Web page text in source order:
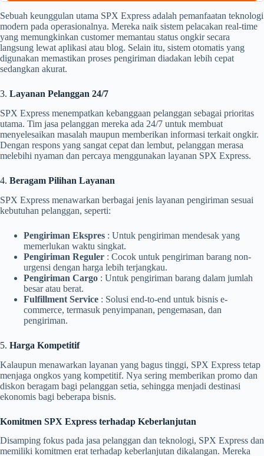
Sebuah keunggulan utama SPX Express adalah pemanfaatan teknologi
modern pada operasionalnya. Mereka naik sistem pelacakan real-time
yang memungkinkan customer memantau status ongkir secara
langsung lewat aplikasi atau blog. Selain itu, sistem otomatis yang
digunakan memastikan proses pengiriman diadakan lebih cepat
sedangkan akurat.
3. Layanan Pelanggan 24/7
SPX Express menempatkan kebanggaan pelanggan sebagai prioritas
utama. Tim jasa pelanggan mereka ada 24/7 untuk membuat
menyelesaikan masalah maupun memberikan informasi terkait ongkir.
Dengan respons yang sangat cepat dan lembut, pelanggan merasa
melebihi nyaman dan percaya menggunakan layanan SPX Express.
4. Beragam Pilihan Layanan
SPX Express menawarkan berbagai jenis layanan pengiriman sesuai
kebutuhan pelanggan, seperti:
Pengiriman Ekspres : Untuk pengiriman mendesak yang
memerlukan waktu singkat.
Pengiriman Reguler : Cocok untuk pengiriman barang non-
urgensi dengan harga lebih terjangkau.
Pengiriman Cargo : Untuk pengiriman barang dalam jumlah
besar atau berat.
Fulfillment Service : Solusi end-to-end untuk bisnis e-
commerce, termasuk penyimpanan, pengemasan, dan
pengiriman.
5. Harga Kompetitif
Kalaupun menawarkan layanan yang bagus tinggi, SPX Express tetap
menjaga ongkos yang kompetitif. Nya sering memberikan promo dan
diskon beragam bagi pelanggan setia, sehingga menjadi destinasi
ekonomis bagi beberapa bisnis.
Komitmen SPX Express terhadap Keberlanjutan
Disamping fokus pada jasa pelanggan dan teknologi, SPX Express dan
memiliki komitmen erat terhadap keberlanjutan dikalangan. Mereka